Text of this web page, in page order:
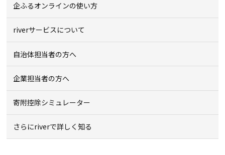
企ふるオンラインの使い方
riverサービスについて
自治体担当者の方へ
企業担当者の方へ
寄附控除シミュレーター
さらにriverで詳しく知る